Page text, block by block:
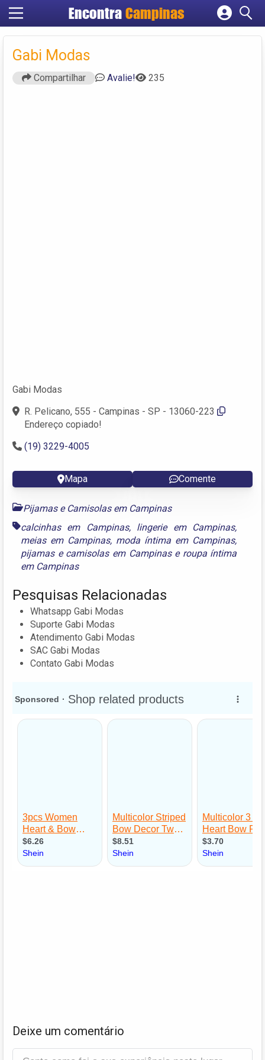
Encontra Campinas
Cadastrar empresa
Gabi Modas
Compartilhar Avalie! 235
Gabi Modas
R. Pelicano, 555 - Campinas - SP - 13060-223
Endereço copiado!
(19) 3229-4005
Mapa Comente
Pijamas e Camisolas em Campinas
calcinhas em Campinas, lingerie em Campinas,
meias em Campinas, moda íntima em Campinas,
pijamas e camisolas em Campinase roupa íntima
em Campinas
Pesquisas Relacionadas
Whatsapp Gabi Modas
Suporte Gabi Modas
Atendimento Gabi Modas
SAC Gabi Modas
Contato Gabi Modas
Deixe um comentário